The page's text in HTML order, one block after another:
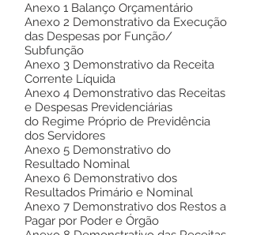
Anexo 1 Balanço Orçamentário
Anexo 2 Demonstrativo da Execução
das Despesas por Função/
Subfunção
Anexo 3 Demonstrativo da Receita
Corrente Líquida
Anexo 4 Demonstrativo das Receitas
e Despesas Previdenciárias
do Regime Próprio de Previdência
dos Servidores
Anexo 5 Demonstrativo do
Resultado Nominal
Anexo 6 Demonstrativo dos
Resultados Primário e Nominal
Anexo 7 Demonstrativo dos Restos a
Pagar por Poder e Órgão